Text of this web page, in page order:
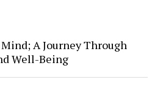
A Journey Through
Well-Being